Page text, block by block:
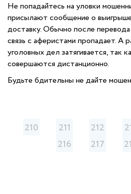
Не попадайтесь на уловки
присылают сообщение о
доставку. Обычно после
связь с аферистами пропадает. А
уголовных дел затягивается, так
совершаются дистанционно.
Будьте бдительны не дайте
210 211 212
216
217